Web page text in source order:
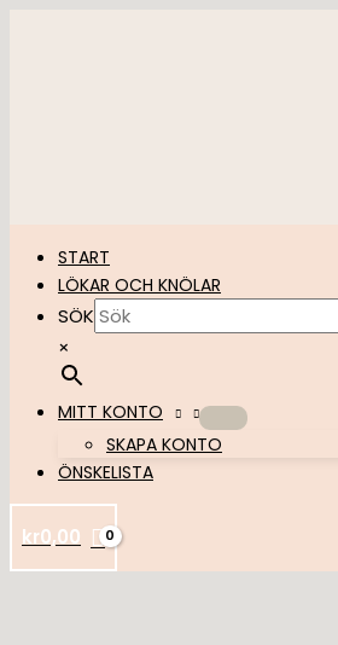
START
LÖKAR OCH KNÖLAR
SÖK
×
MITT KONTO
SKAPA KONTO
ÖNSKELISTA
kr0,00